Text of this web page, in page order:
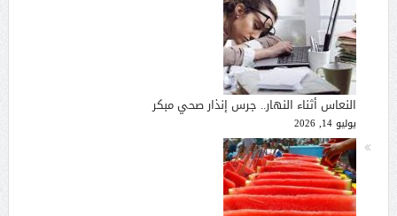
النعاس أثناء النهار.. جرس إنذار صحي مبكر
يوليو 14, 2026